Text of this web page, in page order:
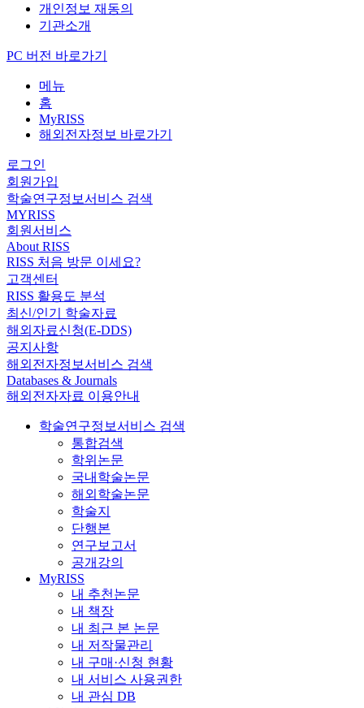
개인정보 재동의
기관소개
PC 버전 바로가기
메뉴
홈
MyRISS
해외전자정보 바로가기
로그인
회원가입
학술연구정보서비스 검색
MYRISS
회원서비스
About RISS
RISS 처음 방문 이세요?
고객센터
RISS 활용도 분석
최신/인기 학술자료
해외자료신청(E-DDS)
공지사항
해외전자정보서비스 검색
Databases & Journals
해외전자자료 이용안내
학술연구정보서비스 검색
통합검색
학위논문
국내학술논문
해외학술논문
학술지
단행본
연구보고서
공개강의
MyRISS
내 추천논문
내 책장
내 최근 본 논문
내 저작물관리
내 구매·신청 현황
내 서비스 사용권한
내 관심 DB